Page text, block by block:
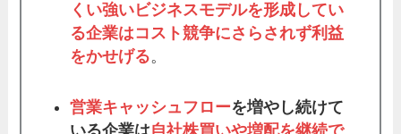
くい強いビジネスモデルを形成してい
る企業はコスト競争にさらされず利益
をかせげる。
営業キャッシュフローを増やし続けて
いる企業は自社株買いや増配を継続で